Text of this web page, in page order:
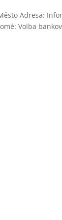
Adresa:
Volba